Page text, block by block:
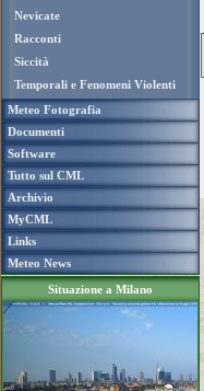
Nevicate
Racconti
Siccità
Temporali e Fenomeni Violenti
Meteo Fotografia
Documenti
Software
Tutto sul CML
Archivio
MyCML
Links
Meteo News
Situazione a Milano